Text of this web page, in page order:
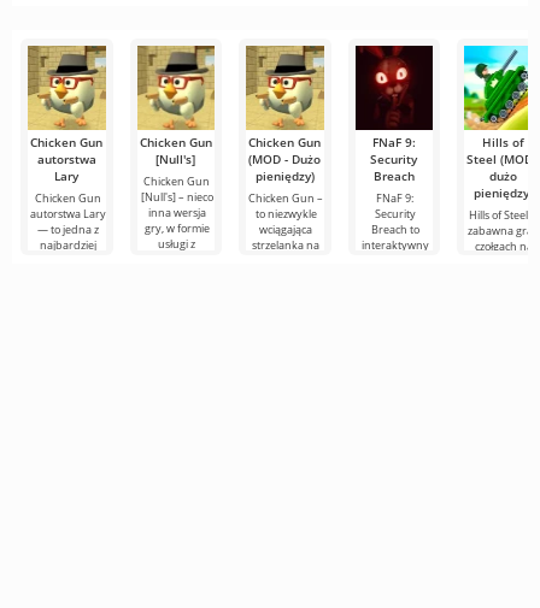
Random
zachowuje
wszystkie
Chicken Gun
autorstwa
Lary
Chicken Gun
autorstwa Lary
— to jedna z
najbardziej
Chicken Gun
[Null's]
Chicken Gun
[Null's] – nieco
inna wersja
gry, w formie
usługi z
Chicken Gun
(MOD - Dużo
pieniędzy)
Chicken Gun –
to niezwykle
wciągająca
strzelanka na
FNaF 9:
Security
Breach
FNaF 9:
Security
Breach to
interaktywny
Hills of
Steel (MOD -
dużo
pieniędzy)
Hills of Steel to
zabawna gra o
czołgach na